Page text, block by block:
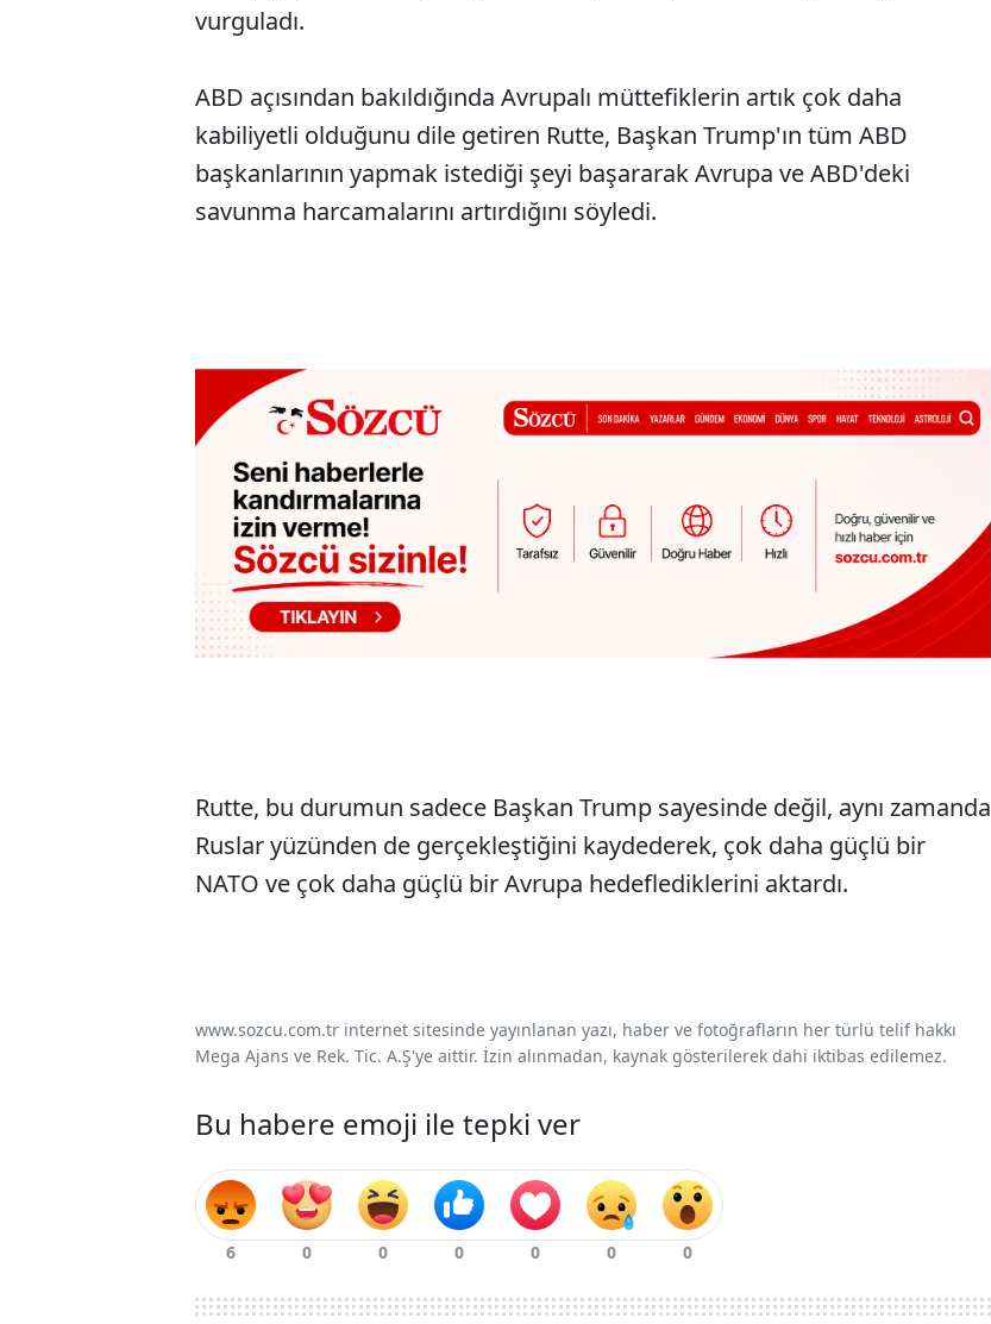
vurguladı.
ABD açısından bakıldığında Avrupalı müttefiklerin artık çok daha
kabiliyetli olduğunu dile getiren Rutte, Başkan Trump'ın tüm ABD
başkanlarının yapmak istediği şeyi başararak Avrupa ve ABD'deki
savunma harcamalarını artırdığını söyledi.
Rutte, bu durumun sadece Başkan Trump sayesinde değil, aynı zamanda
Ruslar yüzünden de gerçekleştiğini kaydederek, çok daha güçlü bir
NATO ve çok daha güçlü bir Avrupa hedeflediklerini aktardı.
www.sozcu.com.tr internet sitesinde yayınlanan yazı, haber ve fotoğrafların her türlü telif hakkı
Mega Ajans ve Rek. Tic. A.Ş'ye aittir. İzin alınmadan, kaynak gösterilerek dahi iktibas edilemez.
Bu habere emoji ile tepki ver